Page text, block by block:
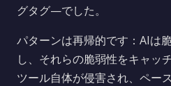
グタグ—でした。
パターンは再帰的です：AIは
し、それらの脆弱性をキャッ
ツール自体が侵害され、ペー